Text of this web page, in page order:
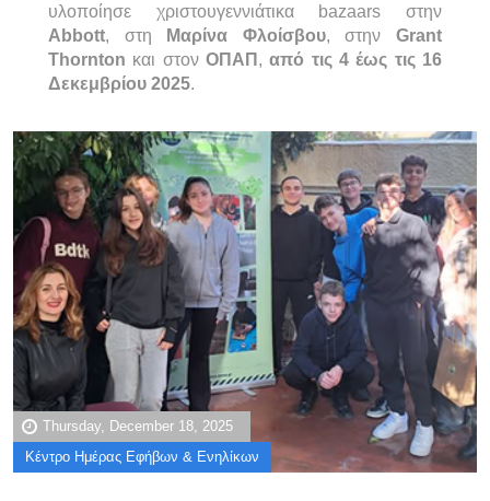
υλοποίησε χριστουγεννιάτικα bazaars στην
Abbott, στη Μαρίνα Φλοίσβου, στηνGrant
Thornton και στον ΟΠΑΠ ,από τις 4 έως τις 16
Δεκεμβρίου 2025.
Thursday, December 18, 2025
Κέντρο Ημέρας Εφήβων & Ενηλίκων